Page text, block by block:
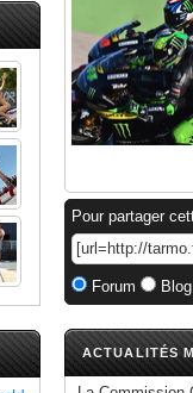
Pour partager
Forum
ACTUALITÉS